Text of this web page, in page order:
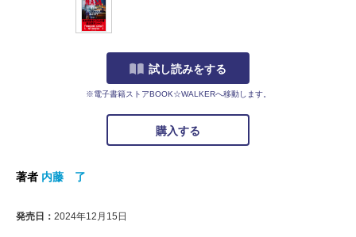
試し読みをする
※電子書籍ストアBOOK☆WALKERへ移動します。
購入する
著者 内藤 了
発売日： 2024年12月15日